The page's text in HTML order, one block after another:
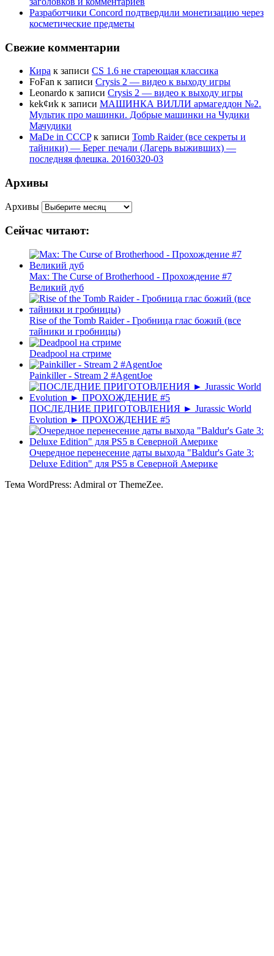
Разработчики Concord подтвердили монетизацию через
косметические предметы
Свежие комментарии
Кира к записи CS 1.6 не стареющая классика
FoFan к записи Crysis 2 — видео к выходу игры
Leonardo к записи Crysis 2 — видео к выходу игры
kek¢иk к записи МАШИНКА ВИЛЛИ армагеддон №2.
Мультик про машинки. Добрые машинки на Чудики
Мачудики
MaDe in CCCPк записи Tomb Raider (все секреты и
тайники) — Берег печали (Лагерь выживших) —
последняя флешка. 20160320-03
Архивы
Архивы
Сейчас читают:
Max: The Curse of Brotherhood - Прохождение #7
Великий дуб
Rise of the Tomb Raider - Гробница глас божий (все
тайники и гробницы)
Deadpool на стриме
Painkiller - Stream 2 #AgentJoe
ПОСЛЕДНИЕ ПРИГОТОВЛЕНИЯ ► Jurassic World
Evolution ► ПРОХОЖДЕНИЕ #5
Очередное перенесение даты выхода "Baldur's Gate 3:
Deluxe Edition" для PS5 в Северной Америке
Тема WordPress: Admiral от ThemeZee.